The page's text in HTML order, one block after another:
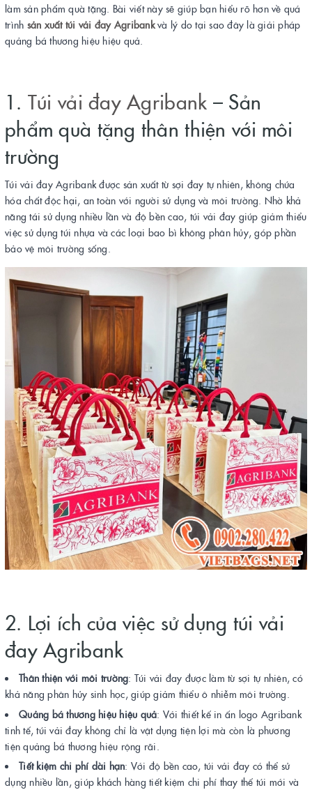
làm sản phẩm quà tặng. Bài viết này sẽ giúp bạn hiểu rõ hơn về quá
trình sản xuất túi vải đay Agribankvà lý do tại sao đây là giải pháp
quảng bá thương hiệu hiệu quả.
1. Túi vải đay Agribank – Sản
phẩm quà tặng thân thiện với môi
trường
Túi vải đay Agribank được sản xuất từ sợi đay tự nhiên, không chứa
hóa chất độc hại, an toàn với người sử dụng và môi trường. Nhờ khả
năng tái sử dụng nhiều lần và độ bền cao, túi vải đay giúp giảm thiểu
việc sử dụng túi nhựa và các loại bao bì không phân hủy, góp phần
bảo vệ môi trường sống.
2. Lợi ích của việc sử dụng túi vải
đay Agribank
Thân thiện với môi trường: Túi vải đay được làm từ sợi tự nhiên, có
khả năng phân hủy sinh học, giúp giảm thiểu ô nhiễm môi trường.
Quảng bá thương hiệu hiệu quả: Với thiết kế in ấn logo Agribank
tinh tế, túi vải đay không chỉ là vật dụng tiện lợi mà còn là phương
tiện quảng bá thương hiệu rộng rãi.
Tiết kiệm chi phí dài hạn: Với độ bền cao, túi vải đay có thể sử
dụng nhiều lần, giúp khách hàng tiết kiệm chi phí thay thế túi mới và